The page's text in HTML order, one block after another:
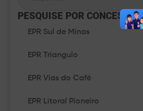
PESQUISE POR CONCESSÃO​
EPR Sul de Minas
EPR Triangulo
EPR Vias do Café
EPR Litoral Pioneiro